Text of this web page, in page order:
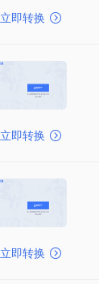
立即转换
立即转换
立即转换